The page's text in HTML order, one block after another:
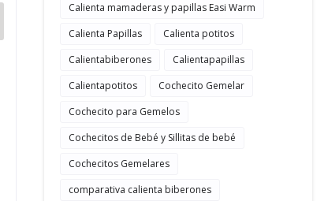
Calienta mamaderas y papillas Easi Warm
Calienta Papillas
Calienta potitos
Calientabiberones
Calientapapillas
Calientapotitos
Cochecito Gemelar
Cochecito para Gemelos
Cochecitos de Bebé y Sillitas de bebé
Cochecitos Gemelares
comparativa calienta biberones